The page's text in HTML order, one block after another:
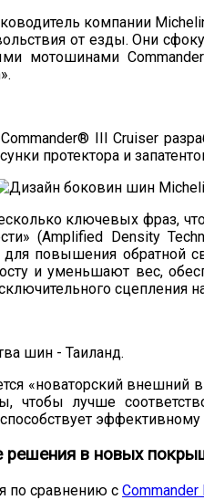
компании
от езды. Они
мотошинами
III Cruiser
протектора и
ключевых фраз,
(Amplified Density
повышения обратной
и уменьшают вес,
сцепления
шин - Таиланд.
«новаторский внешний
чтобы лучше
решения в новых
по сравнению с Commander